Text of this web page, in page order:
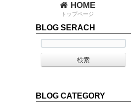
HOME
トップページ
BLOG SERACH
BLOG CATEGORY